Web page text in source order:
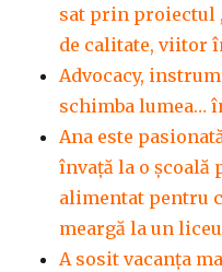
sat prin proiectul
de calitate, viitor
Advocacy,
schimba lumea…
Ana este
învață la o
alimentat pentru
meargă la un
A sosit vacanța